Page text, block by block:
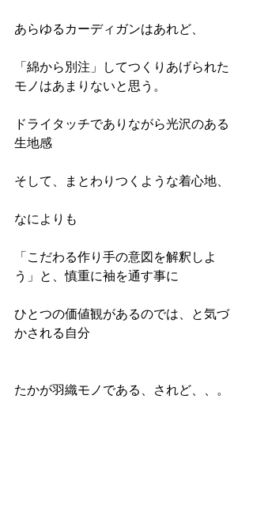
あらゆるカーディガンはあれど、
「綿から別注」してつくりあげられた
モノはあまりないと思う。
ドライタッチでありながら光沢のある
生地感
そして、まとわりつくような着心地、
なによりも
「こだわる作り手の意図を解釈しよ
う」と、慎重に袖を通す事に
ひとつの価値観があるのでは、と気づ
かされる自分
たかが羽織モノである、されど、、。